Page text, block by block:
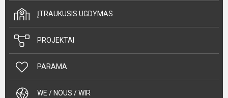
ĮTRAUKUSIS UGDYMAS
PROJEKTAI
PARAMA
WE / NOUS / WIR